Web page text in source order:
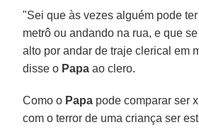
"Sei que às vezes alguém pode
metrô ou andando na rua, e que
alto por andar de traje clerical em
disse o Papa ao clero.
Como o Papa pode comparar ser
com o terror de uma criança ser